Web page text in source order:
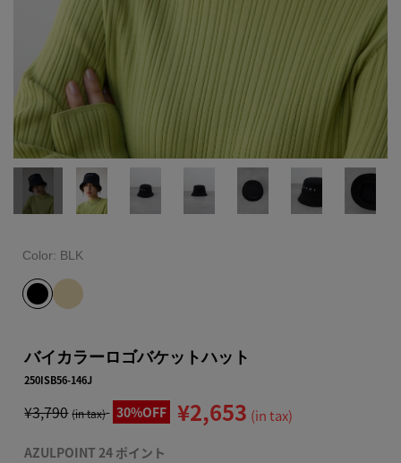
Color: BLK
バイカラーロゴバケットハット
250ISB56-146J
¥3,790 (in tax) 30%OFF ¥2,653 (in tax)
AZULPOINT 24 ポイント